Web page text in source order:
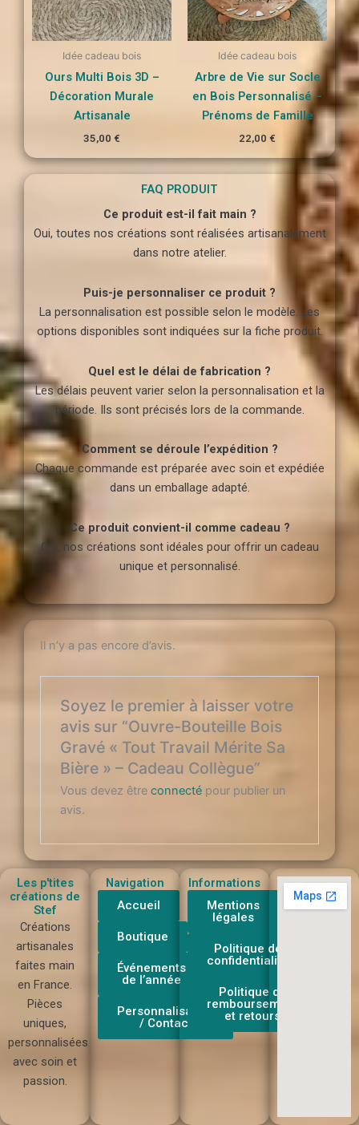
Idée cadeau bois
Ours Multi Bois 3D –
Décoration Murale
Artisanale
35,00 €
Idée cadeau bois
Arbre de Vie sur Socle
en Bois Personnalisé –
Prénoms de Famille
22,00 €
FAQ PRODUIT
Ce produit est-il fait main ?
Oui, toutes nos créations sont réalisées artisanalement
dans notre atelier.
Puis-je personnaliser ce produit ?
La personnalisation est possible selon le modèle. Les
options disponibles sont indiquées sur la fiche produit.
Quel est le délai de fabrication ?
Les délais peuvent varier selon la personnalisation et la
période. Ils sont précisés lors de la commande.
Comment se déroule l’expédition ?
Chaque commande est préparée avec soin et expédiée
dans un emballage adapté.
Ce produit convient-il comme cadeau ?
Oui, nos créations sont idéales pour offrir un cadeau
unique et personnalisé.
Il n’y a pas encore d’avis.
Soyez le premier à laisser votre
avis sur “Ouvre-Bouteille Bois
Gravé « Tout Travail Mérite Sa
Bière » – Cadeau Collègue”
Vous devez êtreconnecté pour publier un
avis.
Les p'tites
créations de
Stef
Créations
artisanales
faites main
en France.
Pièces
uniques,
personnalisées
avec soin et
passion.
Navigation
Accueil
Boutique
Événements
de l’année
Personnalisation
/ Contact
Informations
Mentions
légales
Politique de
confidentialité
Politique de
remboursement
et retours